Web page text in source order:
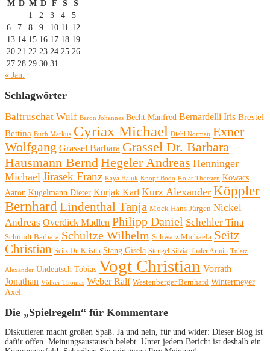
M D M D F S
S
1
2 3 4
5
6
7 8 9 10 11 12
13 14 15 16 17 18 19
20 21 22 23 24 25 26
27 28 29 30 31
« Jan.
Schlagwörter
Baltruschat Wulf Baron Johannes Becht Manfred Bernardelli Iris Brestel
Bettina Buch Markus Cyriax Michael Diehl Norman Exner
Wolfgang Grassel Barbara Grassel Dr. Barbara
Hausmann Bernd Hegeler Andreas Henninger
Michael Jirasek Franz Kaya Haluk Knopf Bodo Kolar Thorsten Kowacs
Aaron Kugelmann Dieter Kurjak Karl Kurz Alexander Köppler
Bernhard Lindenthal Tanja Mock Hans-Jürgen Nickel
Andreas Overdick Madlen Philipp Daniel Schehler Tina
Schmidt Barbara Schultze Wilhelm Schwarz Michaela Seitz
Christian Seitz Dr. Kristin Stang Gisela Stengel Silvia Thaler Armin Tulatz
Alexander Undeutsch Tobias Vogt Christian Vorrath
Jonathan Völker Thomas Weber Ralf Westenberger Bernhard Wintermeyer
Axel
Die „Spielregeln“ für Kommentare
Diskutieren macht großen Spaß. Ja und nein, für und wider: Dieser Blog ist
dafür offen. Meinungsaustausch belebt. Unter jedem Bericht ist deshalb ein